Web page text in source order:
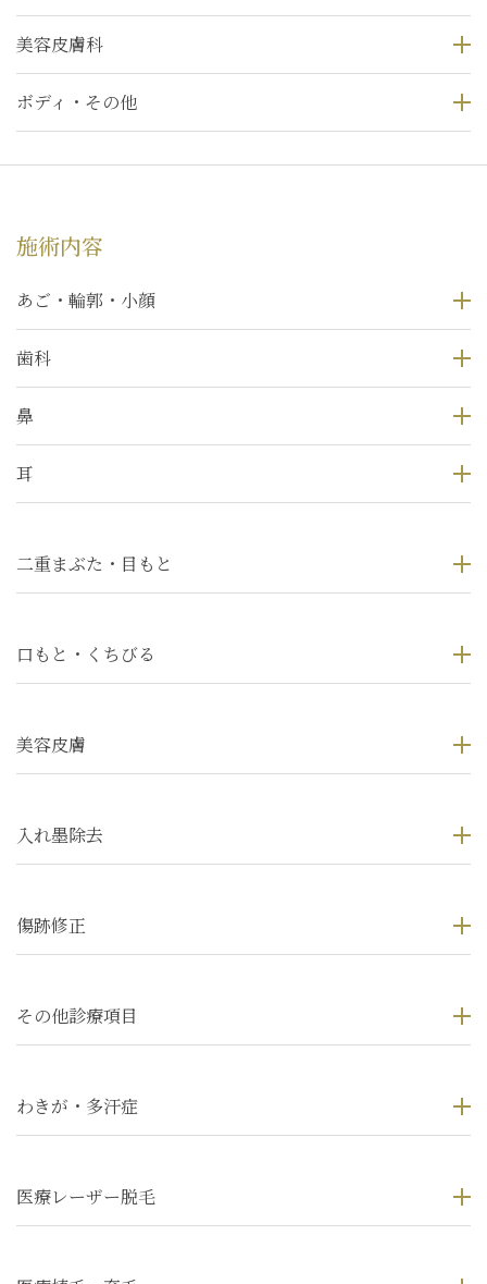
美容皮膚科
ボディ・その他
施術内容
あご・輪郭・小顔
歯科
鼻
耳
二重まぶた・目もと
口もと・くちびる
美容皮膚
入れ墨除去
傷跡修正
その他診療項目
わきが・多汗症
医療レーザー脱毛